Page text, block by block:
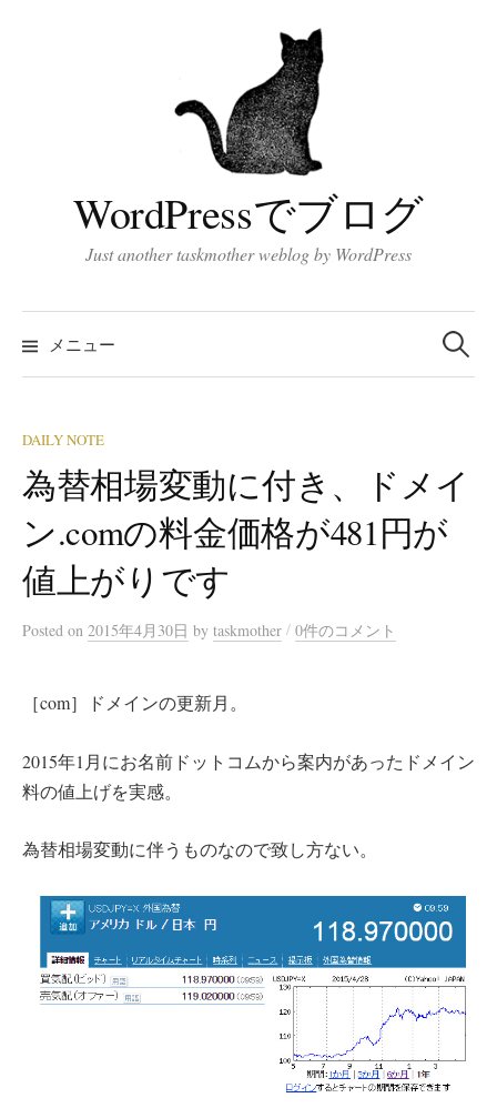
WordPressでブログ
Just another taskmother weblog by WordPress
メニュー
検
索:
DAILY NOTE
為替相場変動に付き、ドメイ
ン.comの料金価格が481円が
値上がりです
Posted on 2015年4月30日 by taskmother / 0件のコメント
［com］ドメインの更新月。
2015年1月にお名前ドットコムから案内があったドメイン
料の値上げを実感。
為替相場変動に伴うものなので致し方ない。